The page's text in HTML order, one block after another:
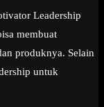
Leadership
membuat
produknya. Selain
untuk